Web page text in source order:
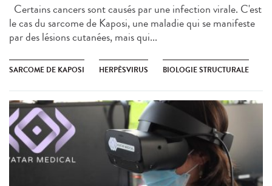
Certains cancers sont causés par une infection virale. C'est
le cas du sarcome de Kaposi, une maladie qui se manifeste
par des lésions cutanées, mais qui...
SARCOME DE KAPOSI HERPÈSVIRUS BIOLOGIE STRUCTURALE